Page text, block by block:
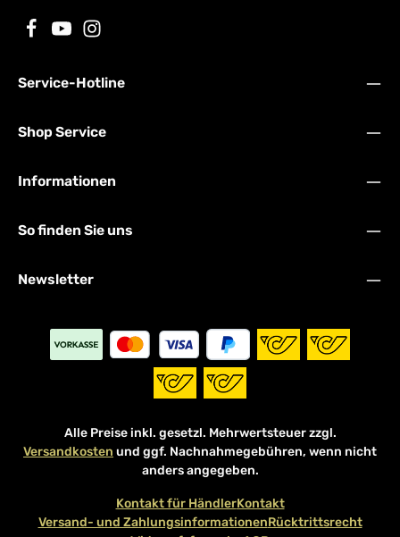
Service-Hotline
Shop Service
Informationen
So finden Sie uns
Newsletter
Alle Preise inkl. gesetzl. Mehrwertsteuer zzgl.
Versandkosten und ggf. Nachnahmegebühren, wenn nicht
anders angegeben.
Kontakt für HändlerKontakt
Versand- und ZahlungsinformationenRücktrittsrecht